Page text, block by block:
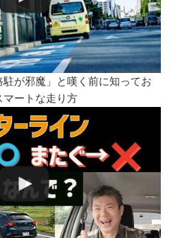
駐が邪魔」と嘆く前に知ってお
マートな走り方